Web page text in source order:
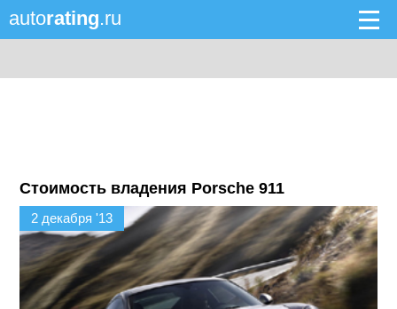
autorating.ru
Стоимость владения Porsche 911
2 декабря '13